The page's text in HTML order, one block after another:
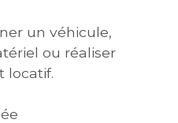
un véhicule,
ou réaliser
locatif.